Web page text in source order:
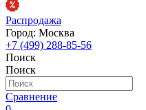
Распродажа
Город: Москва
+7 (499) 288-85-56
Поиск
Поиск
Сравнение